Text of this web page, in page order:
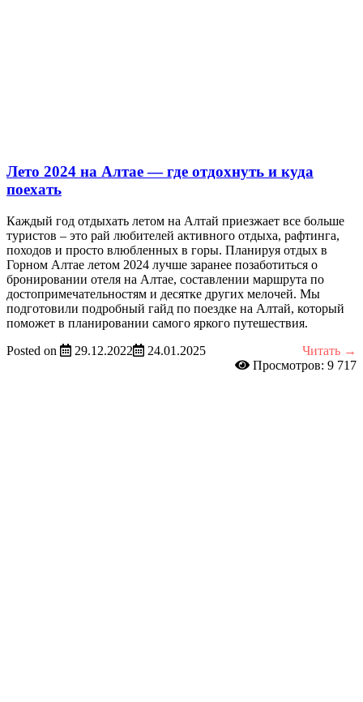
Лето 2024 на Алтае — где отдохнуть и куда
поехать
Каждый год отдыхать летом на Алтай приезжает все больше
туристов – это рай любителей активного отдыха, рафтинга,
походов и просто влюбленных в горы. Планируя отдых в
Горном Алтае летом 2024 лучше заранее позаботиться о
бронировании отеля на Алтае, составлении маршрута по
достопримечательностям и десятке других мелочей. Мы
подготовили подробный гайд по поездке на Алтай, который
поможет в планировании самого яркого путешествия.
Читать →
Posted on 29.12.2022
24.01.2025
Просмотров: 9 717